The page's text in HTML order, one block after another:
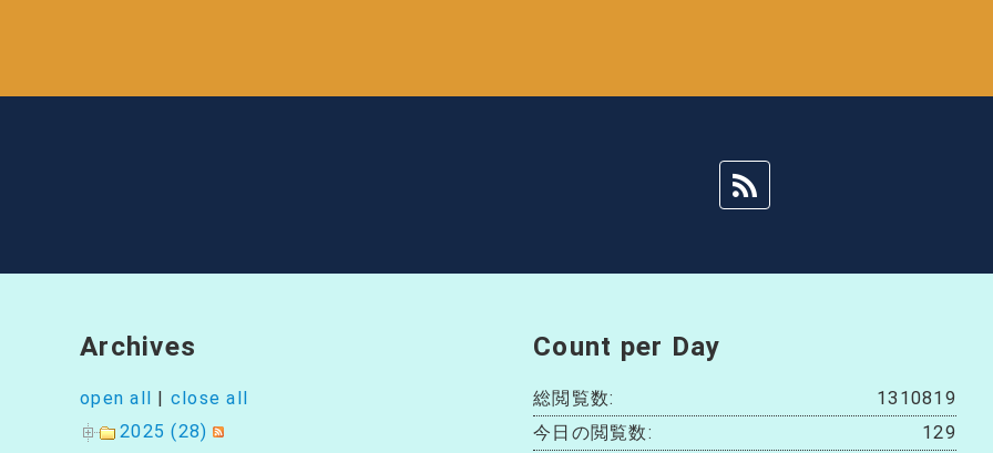
ビ
ョ
ン
Archives
open all
close all
2025 (28)
Count per Day
1310819
総閲覧数:
129
今日の閲覧数: